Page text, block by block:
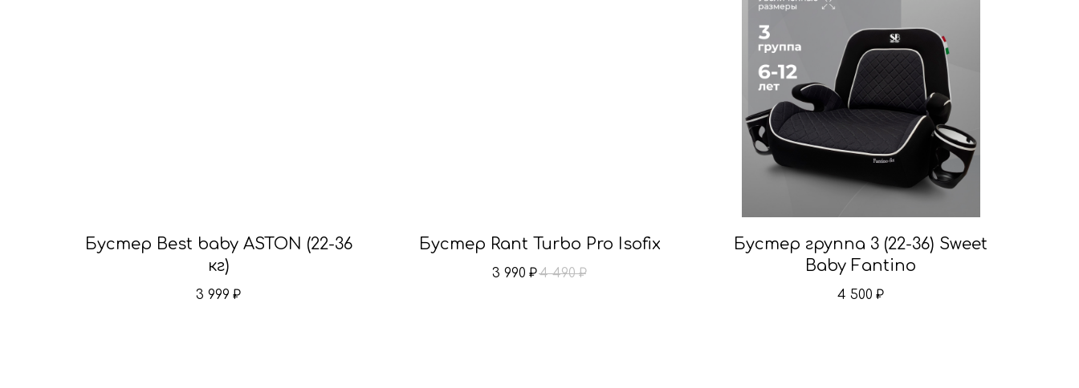
Бустер Best baby ASTON (22-36
кг)
3 999 ₽
Бустер Rant Turbo Pro Isofix
3 990 ₽4 490 ₽
Бустер группа 3 (22-36) Sweet
Baby Fantino
4 500 ₽